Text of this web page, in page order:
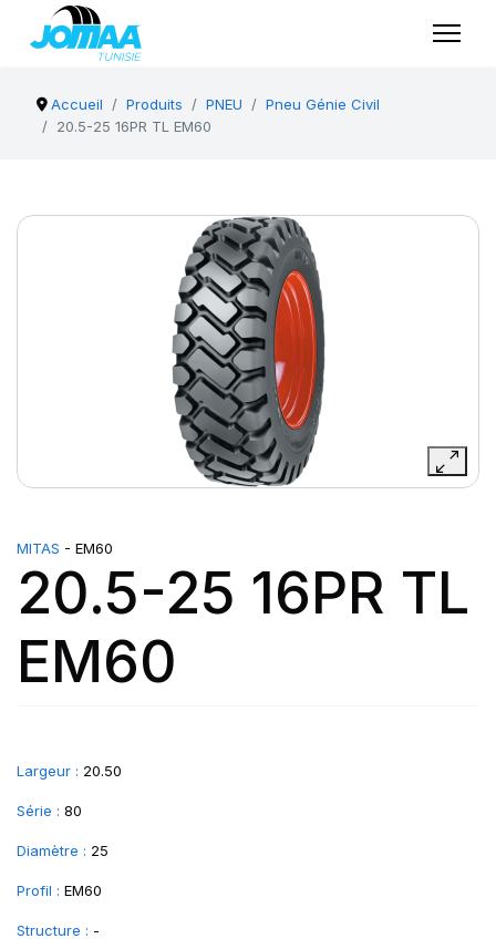
Accueil Produits PNEU
Pneu Génie Civil
20.5-25 16PR TL EM60
MITAS - EM60
20.5-25 16PR TL
EM60
Largeur : 20.50
Série : 80
Diamètre : 25
Profil : EM60
Structure : -